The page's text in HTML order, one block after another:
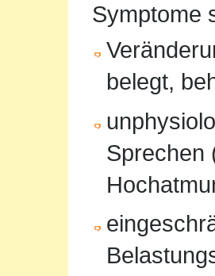
Symptome
belegt,
Sprechen